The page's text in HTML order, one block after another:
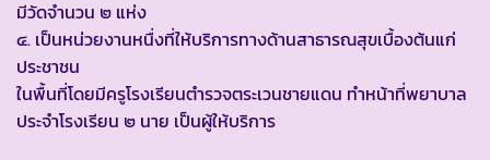
มีวัดจำนวน ๒ แห่ง
๔. เป็นหน่วยงานหนื่งที่ให้บริการทางด้านสาธารณสุขเบื้องต้นแก่
ประชาชน
ในพื้นที่โดยมีครูโรงเรียนตำรวจตระเวนชายแดน ทำหน้าที่พยาบาล
ประจำโรงเรียน ๒ นาย เป็นผู้ให้บริการ